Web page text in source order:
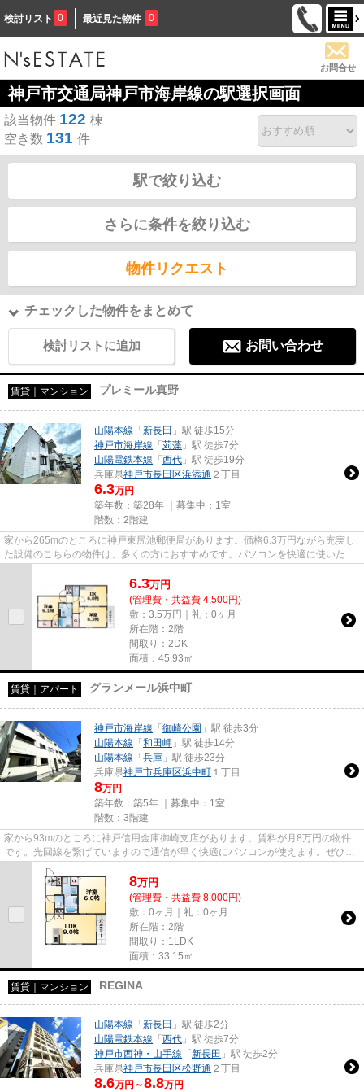
検討リスト 0 最近見た物件 0
お問合せ
神戸市交通局神戸市海岸線の駅選択画面
該当物件 122 棟
空き数 131 件
駅で絞り込む
さらに条件を絞り込む
物件リクエスト
チェックした物件をまとめて
検討リストに追加 お問い合わせ
賃貸｜マンション プレミール真野
山陽本線 「 新長田 」駅 徒歩15分
神戸市海岸線 「 苅藻 」駅 徒歩7分
山陽電鉄本線 「 西代 」駅 徒歩19分
兵庫県神戸市長田区浜添通 ２丁目
6.3万円
築年数：築28年 ｜募集中： 1室
階数：2階建
家から265mのところに神戸東尻池郵便局があります。価格6.3万円ながら充実し
た設備のこちらの物件は、多くの方におすすめです。パソコンを快適に使いたい
6.3万円
(管理費・共益費 4,500円)
敷：3.5万円｜礼：0ヶ月
所在階：2階
間取り：2DK
面積：45.93㎡
賃貸｜アパート グランメール浜中町
神戸市海岸線 「 御崎公園 」駅 徒歩3分
山陽本線 「 和田岬 」駅 徒歩14分
山陽本線 「 兵庫 」駅 徒歩23分
兵庫県神戸市兵庫区浜中町 １丁目
8万円
築年数：築5年 ｜募集中： 1室
階数：3階建
家から93mのところに神戸信用金庫御崎支店があります。賃料が月8万円の物件
です。光回線を繋げていますので通信が早く快適にパソコンが使えます。ぜひ一
度見ていただきたい、「グラン...
8万円
(管理費・共益費 8,000円)
敷：0ヶ月｜礼：0ヶ月
所在階：2階
間取り：1LDK
面積：33.15㎡
賃貸｜マンション REGINA
山陽本線 「 新長田 」駅 徒歩2分
山陽電鉄本線 「 西代 」駅 徒歩7分
神戸市西神・山手線 「 新長田 」駅 徒歩2分
兵庫県神戸市長田区松野通 ２丁目
8.6万円～8.8万円